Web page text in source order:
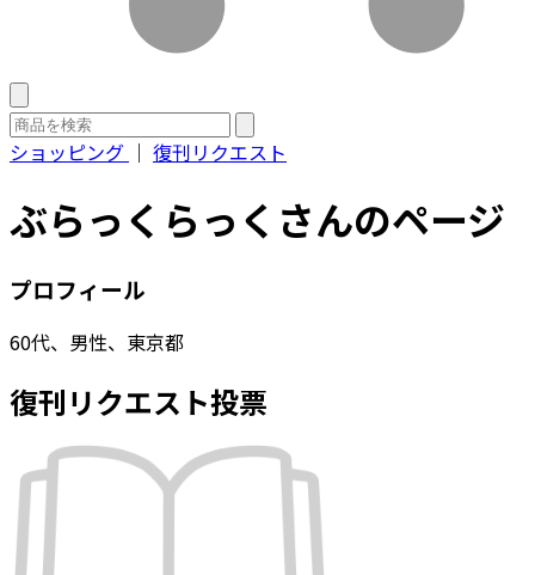
ショッピング ｜ 復刊リクエスト
ぶらっくらっくさんのページ
プロフィール
60代、男性、東京都
復刊リクエスト投票